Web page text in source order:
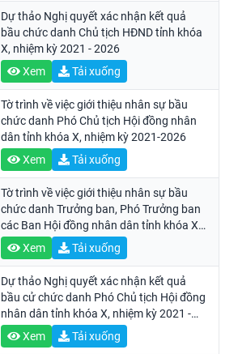
Dự thảo Nghị quyết xác nhận kết quả
bầu chức danh Chủ tịch HĐND tỉnh khóa
X, nhiệm kỳ 2021 - 2026
Xem
Tải xuống
Tờ trình về việc giới thiệu nhân sự bầu
chức danh Phó Chủ tịch Hội đồng nhân
dân tỉnh khóa X, nhiệm kỳ 2021-2026
Xem
Tải xuống
Tờ trình về việc giới thiệu nhân sự bầu
chức danh Trưởng ban, Phó Trưởng ban
các Ban Hội đồng nhân dân tỉnh khóa X,
nhiệm kỳ 2021-2026
Xem Tải xuống
Dự thảo Nghị quyết xác nhận kết quả
bầu cử chức danh Phó Chủ tịch Hội đồng
nhân dân tỉnh khóa X, nhiệm kỳ 2021 -
2026Xem Tải xuống